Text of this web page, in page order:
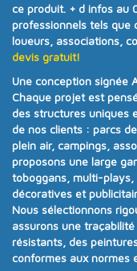
ce produit. + d infos au
professionnels tels que
loueurs, associations,
devis gratuit!
Une conception signée
Chaque projet est
des structures uniques
de nos clients : parcs
plein air, campings,
proposons une large
toboggans, multi-
décoratives et
Nous sélectionnons
assurons une
résistants, des
conformes aux normes